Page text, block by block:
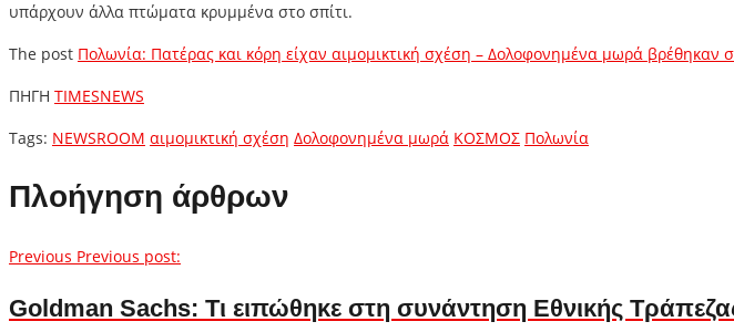
υπάρχουν άλλα πτώματα κρυμμένα στο σπίτι.
The post Πολωνία: Πατέρας και κόρη είχαν αιμομικτική σχέση – Δολοφονημένα μωρά βρέθηκαν
ΠΗΓΗ TIMESNEWS
Tags: NEWSROOM αιμομικτική σχέση Δολοφονημένα μωρά ΚΟΣΜΟΣ Πολωνία
Πλοήγηση άρθρων
Previous Previous post:
Goldman Sachs: Τι ειπώθηκε στη συνάντηση Εθνικής